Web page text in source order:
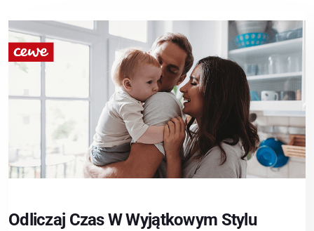
Odliczaj Czas W Wyjątkowym Stylu